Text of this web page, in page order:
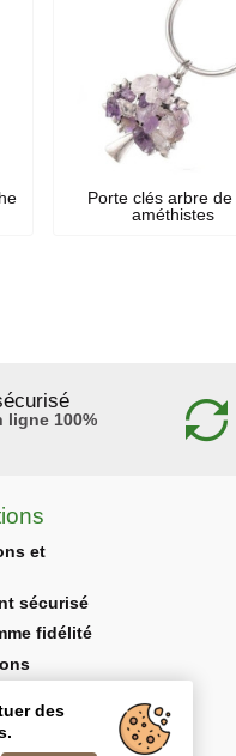
Porte clés arbre de
améthistes
ligne 100%
et
sécurisé
fidélité
des
des